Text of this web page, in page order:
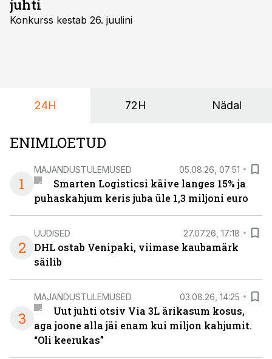
juhti
Konkurss kestab 26. juulini
24H 72H Nädal
ENIMLOETUD
1
MAJANDUSTULEMUSED 05.08.26, 07:51
Smarten Logisticsi käive langes 15% ja
puhaskahjum keris juba üle 1,3 miljoni euro
2
UUDISED 27.07.26, 17:18
DHL ostab Venipaki, viimase kaubamärk
säilib
3
MAJANDUSTULEMUSED 03.08.26, 14:25
Uut juhti otsiv Via 3L ärikasum kosus,
aga joone alla jäi enam kui miljon kahjumit.
“Oli keerukas”